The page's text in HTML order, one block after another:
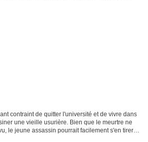
contraint de quitter l'université et de vivre dans
une vieille usurière. Bien que le meurtre ne
le jeune assassin pourrait facilement s'en tirer,